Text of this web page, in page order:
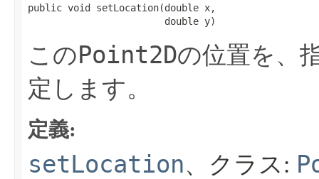
public void setLocation​(double x,
                        double y)
このPoint2Dの位置を、
定します。
定義:
setLocation、クラス: